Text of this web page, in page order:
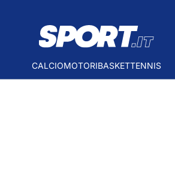
CALCIOMOTORIBASKETTENNIS